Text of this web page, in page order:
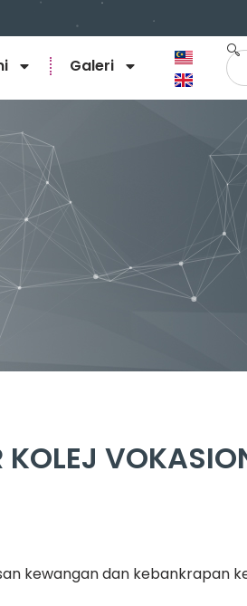
Galeri
kewangan dan kebankrapan